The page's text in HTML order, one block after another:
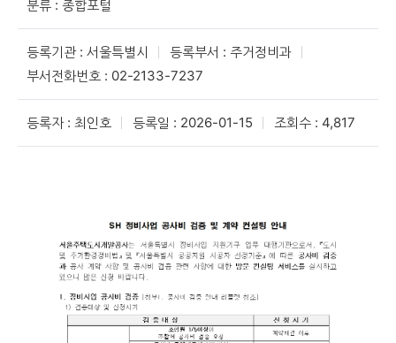
분류 : 종합포털
등록기관 : 서울특별시
등록부서 : 주거정비과
부서전화번호 : 02-2133-7237
등록자 : 최인호 등록일 : 2026-01-15 조회수 : 4,817